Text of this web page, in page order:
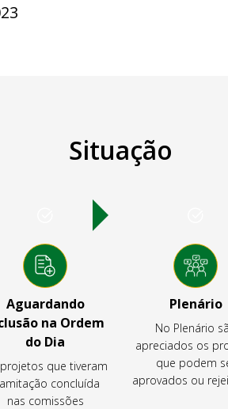
Situação
Aguardando
na Ordem
do Dia
que tiveram
concluída
nas comissões
Plenário
No Plenário
apreciados os
que podem
aprovados ou